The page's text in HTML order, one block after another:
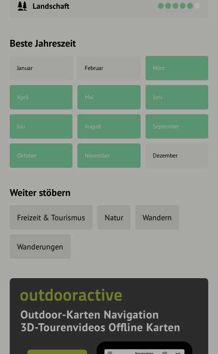
Landschaft
Beste Jahreszeit
Januar Februar März
April Mai Juni
Juli August September
Oktober November Dezember
Weiter stöbern
Freizeit & Tourismus Natur Wandern
Wanderungen